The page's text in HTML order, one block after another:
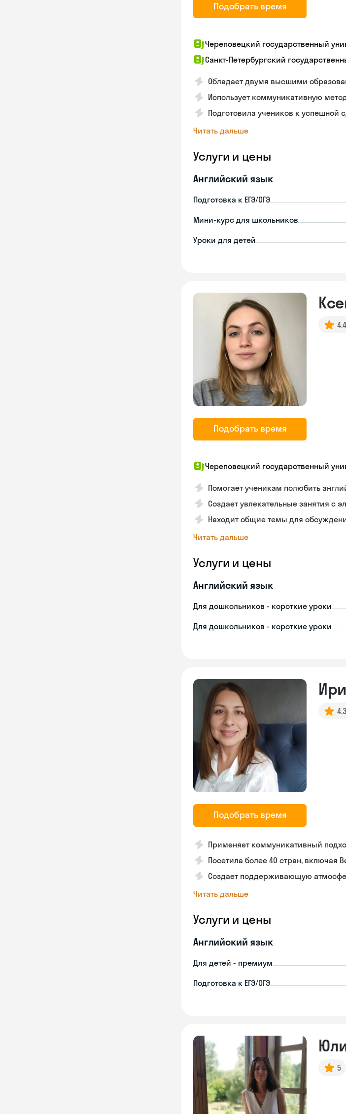
Подобрать время
Череповецкий государственный
Санкт-Петербургский
Обладает двумя высшими
Использует коммуникативную
Подготовила учеников к успешной
Читать дальше
Услуги и цены
Английский язык
Подготовка к ЕГЭ/ОГЭ
Мини-курс для школьников
Уроки для детей
Подобрать время
Череповецкий государственный
Помогает ученикам полюбить
Создает увлекательные занятия с
Находит общие темы для
Читать дальше
Услуги и цены
Английский язык
Для дошкольников - короткие уроки
Для дошкольников - короткие уроки
Подобрать время
Применяет коммуникативный
Посетила более 40 стран, включая
Создает поддерживающую
Читать дальше
Услуги и цены
Английский язык
Для детей - премиум
Подготовка к ЕГЭ/ОГЭ
5